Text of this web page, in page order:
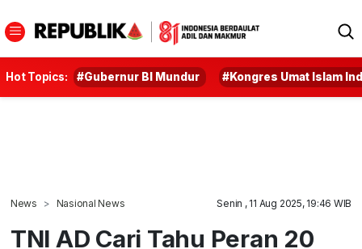
Hot Topics: #Gubernur BI Mundur #Kongres Umat Islam
News Nasional News Senin , 11 Aug 2025, 19:46 WIB
TNI AD Cari Tahu Peran 20